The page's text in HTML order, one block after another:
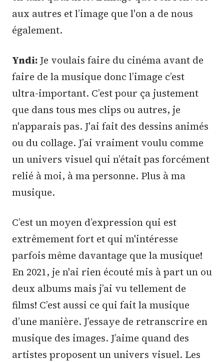
aux autres et l’image que l'on a de nous
également.
Yndi:Je voulais faire du cinéma avant de
faire de la musique donc l’image c’est
ultra-important. C’est pour ça justement
que dans tous mes clips ou autres, je
n'apparais pas. J'ai fait des dessins animés
ou du collage. J’ai vraiment voulu comme
un univers visuel qui n’était pas forcément
relié à moi, à ma personne. Plus à ma
musique.
C’est un moyen d’expression qui est
extrêmement fort et qui m'intéresse
parfois même davantage que la musique!
En 2021, je n'ai rien écouté mis à part un ou
deux albums mais j’ai vu tellement de
films! C’est aussi ce qui fait la musique
d’une manière. J’essaye de retranscrire en
musique des images. J’aime quand des
artistes proposent un univers visuel. Les